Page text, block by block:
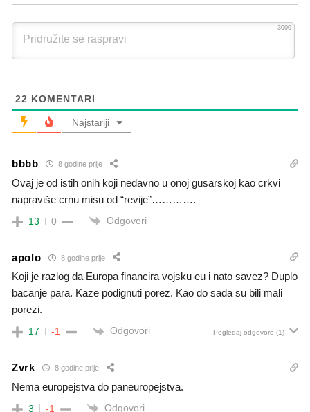
3000
22 KOMENTARI
Najstariji
bbbb 8 godine prije
Ovaj je od istih onih koji nedavno u onoj gusarskoj kao crkvi
napraviše crnu misu od “revije”………….
13 0 Odgovori
apolo 8 godine prije
Koji je razlog da Europa financira vojsku eu i nato savez? Duplo
bacanje para. Kaze podignuti porez. Kao do sada su bili mali
porezi.
17 -1 Odgovori Pogledaj odgovore (1)
Zvrk 8 godine prije
Nema europejstva do paneuropejstva.
3 -1 Odgovori